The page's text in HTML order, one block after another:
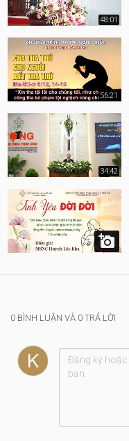
48:01
56:21
34:42

0 BÌNH LUẬN VÀ 0 TRẢ LỜI